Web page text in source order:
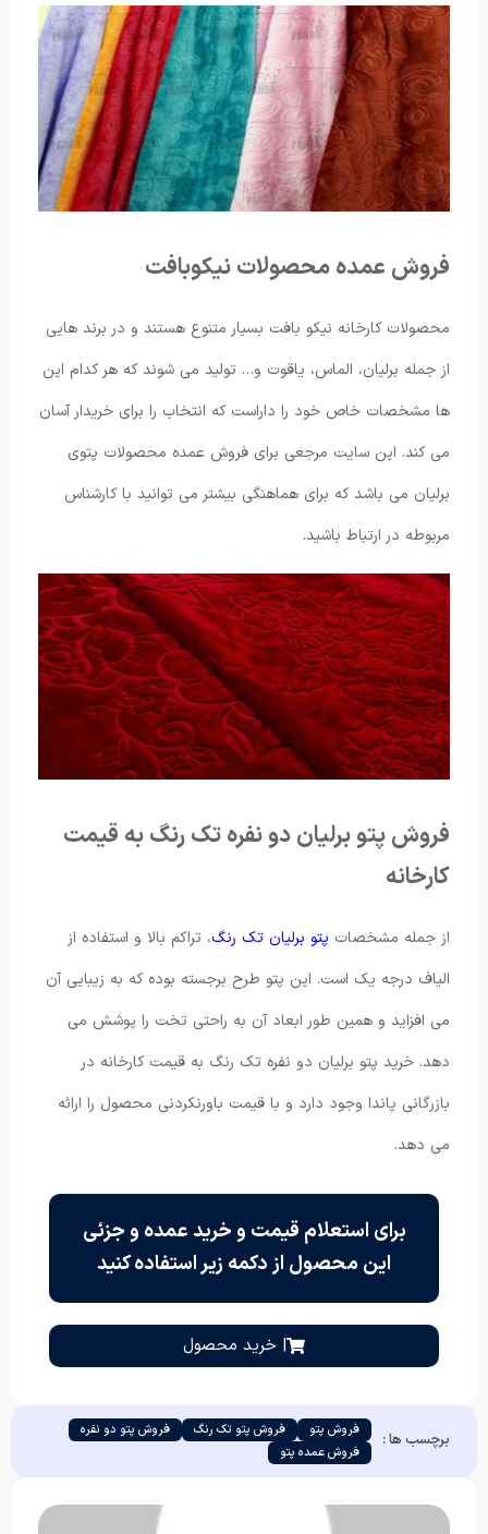
فروش عمده محصولات نیکوبافت
محصولات کارخانه نیکو بافت بسیار متنوع هستند و در برند هایی
از جمله برلیان، الماس، یاقوت و… تولید می شوند که هر کدام این
ها مشخصات خاص خود را داراست که انتخاب را برای خریدار آسان
می کند. این سایت مرجعی برای فروش عمده محصولات پتوی
برلیان می باشد که برای هماهنگی بیشتر می توانید با کارشناس
مربوطه در ارتباط باشید.
فروش پتو برلیان دو نفره تک رنگ به قیمت
کارخانه
از جمله مشخصات پتو برلیان تک رنگ، تراکم بالا و استفاده از
الیاف درجه یک است. این پتو طرح برجسته بوده که به زیبایی آن
می افزاید و همین طور ابعاد آن به راحتی تخت را پوشش می
دهد. خرید پتو برلیان دو نفره تک رنگ به قیمت کارخانه در
بازرگانی پاندا وجود دارد و با قیمت باورنکردنی محصول را ارائه
می دهد.
برای استعلام قیمت و خرید عمده و جزئی
این محصول از دکمه زیر استفاده کنید
| خرید محصول
برچسب ها : فروش پتو فروش پتو تک رنگ
فروش پتو دو نفره
فروش عمده پتو